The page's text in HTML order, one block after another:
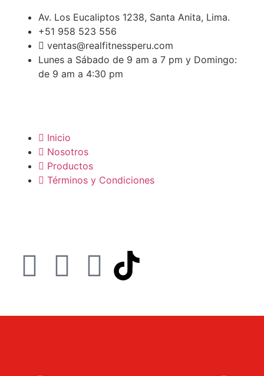
Av. Los Eucaliptos 1238, Santa Anita, Lima.
+51 958 523 556
ventas@realfitnessperu.com
Lunes a Sábado de 9 am a 7 pm y Domingo:
de 9 am a 4:30 pm
Inicio
Nosotros
Productos
Términos y Condiciones